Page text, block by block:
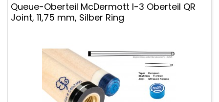
Queue-Oberteil McDermott I-3 Oberteil QR
Joint, 11,75 mm, Silber Ring